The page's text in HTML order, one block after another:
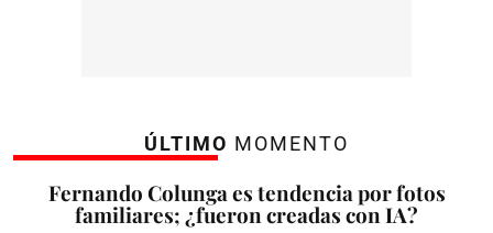
ÚLTIMO MOMENTO
Fernando Colunga es tendencia por fotos
familiares; ¿fueron creadas con IA?